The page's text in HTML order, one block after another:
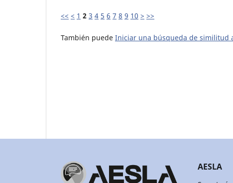
<< < 1 2 3 4 5 6 7 8 9 10 > >>
También puede Iniciar una búsqueda de similitud
AESLA